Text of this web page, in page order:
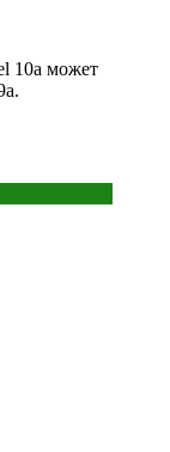
10a может